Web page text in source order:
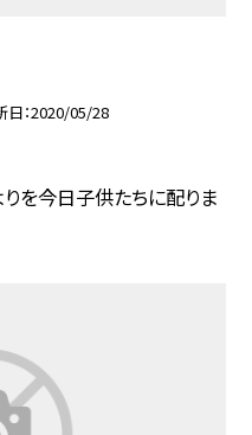
日 2020/05/28
を今日子供たちに配りま